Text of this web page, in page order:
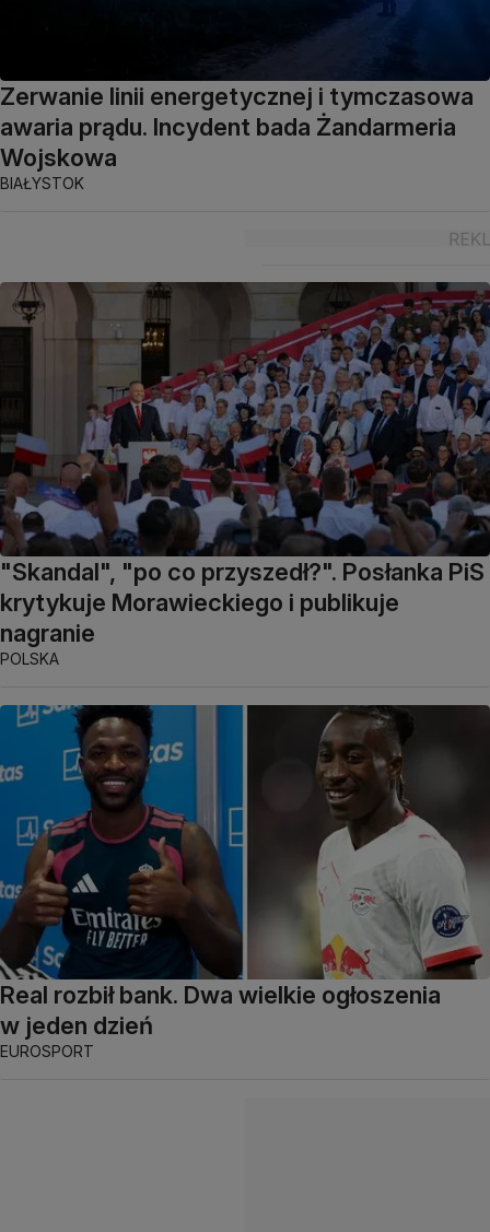
Zerwanie linii energetycznej i tymczasowa
awaria prądu. Incydent bada Żandarmeria
Wojskowa
BIAŁYSTOK
"Skandal", "po co przyszedł?". Posłanka PiS
krytykuje Morawieckiego i publikuje
nagranie
POLSKA
Real rozbił bank. Dwa wielkie ogłoszenia
w jeden dzień
EUROSPORT